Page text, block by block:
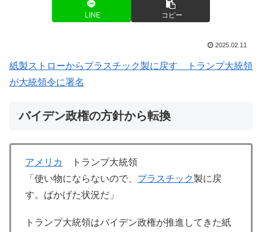
LINE コピー
2025.02.11
紙製ストローからプラスチック製に戻す トランプ大統領
が大統領令に署名
バイデン政権の方針から転換
アメリカ
トランプ大統領
「使い物にならないので、 プラスチック製に戻
す。ばかげた状況だ」
トランプ大統領はバイデン政権が推進してきた紙